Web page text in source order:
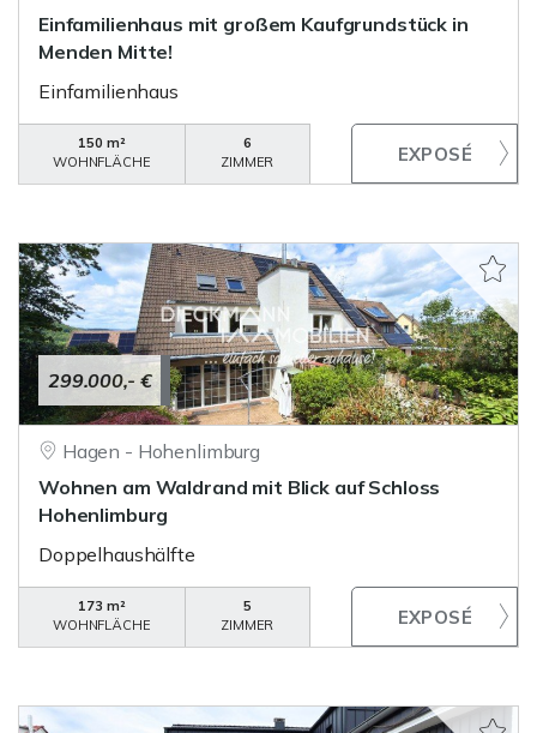
Einfamilienhaus mit großem Kaufgrundstück in
Menden Mitte!
Einfamilienhaus
150 m²
WOHNFLÄCHE
6
ZIMMER
299.000,- €
Hagen - Hohenlimburg
Wohnen am Waldrand mit Blick auf Schloss
Hohenlimburg
Doppelhaushälfte
173 m²
WOHNFLÄCHE
5
ZIMMER